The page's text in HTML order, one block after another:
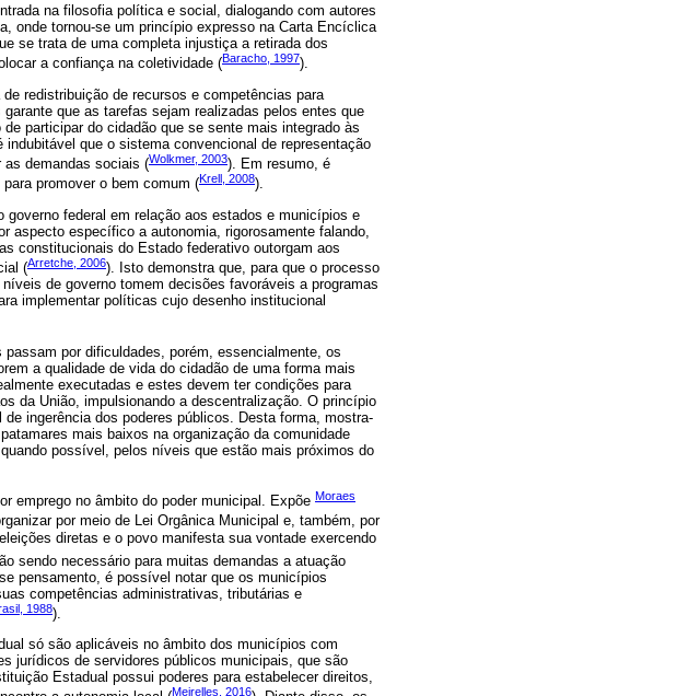
na filosofia política e social, dialogando com autores
onde tornou-se um princípio expresso na Carta Encíclica
se trata de uma completa injustiça a retirada dos
a confiança na coletividade (Baracho, 1997).
redistribuição de recursos e competências para
que as tarefas sejam realizadas pelos entes que
participar do cidadão que se sente mais integrado às
que o sistema convencional de representação
as demandas sociais (Wolkmer, 2003). Em resumo, é
promover o bem comum (Krell, 2008).
federal em relação aos estados e municípios e
específico a autonomia, rigorosamente falando,
constitucionais do Estado federativo outorgam aos
(Arretche, 2006). Isto demonstra que, para que o processo
de governo tomem decisões favoráveis a programas
implementar políticas cujo desenho institucional
por dificuldades, porém, essencialmente, os
a qualidade de vida do cidadão de uma forma mais
executadas e estes devem ter condições para
da União, impulsionando a descentralização. O princípio
ingerência dos poderes públicos. Desta forma, mostra-
mais baixos na organização da comunidade
possível, pelos níveis que estão mais próximos do
emprego no âmbito do poder municipal. Expõe Moraes
por meio de Lei Orgânica Municipal e, também, por
diretas e o povo manifesta sua vontade exercendo
sendo necessário para muitas demandas a atuação
pensamento, é possível notar que os municípios
competências administrativas, tributárias e
1988).
só são aplicáveis no âmbito dos municípios com
jurídicos de servidores públicos municipais, que são
Estadual possui poderes para estabelecer direitos,
Meirelles, 2016